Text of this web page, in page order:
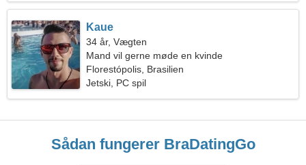
Kaue
34 år, Vægten
Mand vil gerne møde en kvinde
Florestópolis, Brasilien
Jetski, PC spil
Sådan fungerer BraDatingGo